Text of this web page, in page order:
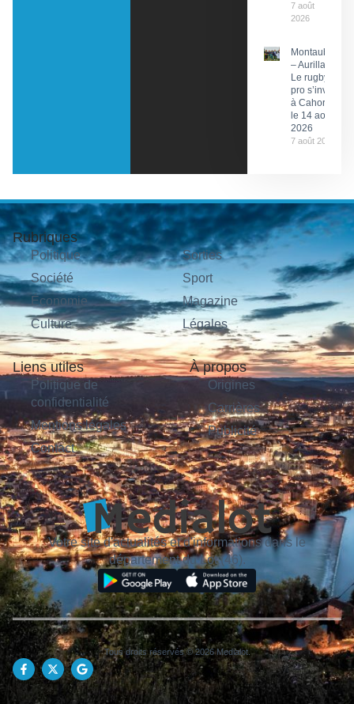
7 août
2026
Montauban
– Aurillac :
Le rugby
pro s’invite
à Cahors
le 14 août
2026
7 août 2026
Rubriques
Politique
Société
Économie
Culture
Sorties
Sport
Magazine
Légales
Liens utiles
Politique de
confidentialité
Mentions légales
Contact
À propos
Origines
Carrières
Publicité
Votre site d'actualités et d'informations dans le
département du Lot (46).
Tous droits réservés © 2026 Medialot.